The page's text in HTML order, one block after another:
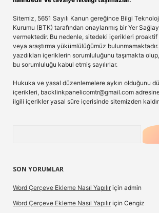
Sitemiz, 5651 Sayılı Kanun gereğince Bilgi
Kurumu (BTK) tarafından onaylanmış bir Yer
vermektedir. Bu nedenle, sitedeki içerikleri
veya araştırma yükümlülüğümüz
yazdıkları içeriklerin sorumluluğunu taşımakta
bu sorumluluğu kabul etmiş sayılırlar.
Hukuka ve yasal düzenlemelere aykırı olduğunu
içerikleri, backlinkpanelicomtr@gmail.com
ilgili içerikler yasal süre içerisinde sitemizden
SON YORUMLAR
Word Çerçeve Ekleme Nasıl Yapılır için admin
Word Çerçeve Ekleme Nasıl Yapılır için Cengiz